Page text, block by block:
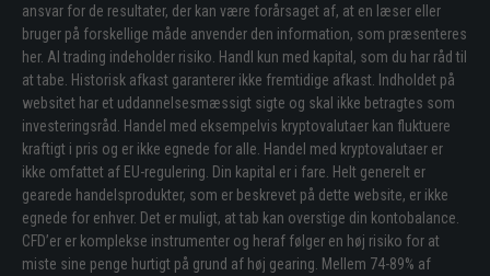
ansvar for de resultater, der kan være forårsaget af, at en læser eller
bruger på forskellige måde anvender den information, som præsenteres
her. Al trading indeholder risiko. Handl kun med kapital, som du har råd til
at tabe. Historisk afkast garanterer ikke fremtidige afkast. Indholdet på
websitet har et uddannelsesmæssigt sigte og skal ikke betragtes som
investeringsråd. Handel med eksempelvis kryptovalutaer kan fluktuere
kraftigt i pris og er ikke egnede for alle. Handel med kryptovalutaer er
ikke omfattet af EU-regulering. Din kapital er i fare. Helt generelt er
gearede handelsprodukter, som er beskrevet på dette website, er ikke
egnede for enhver. Det er muligt, at tab kan overstige din kontobalance.
CFD’er er komplekse instrumenter og heraf følger en høj risiko for at
miste sine penge hurtigt på grund af høj gearing. Mellem 74-89% af